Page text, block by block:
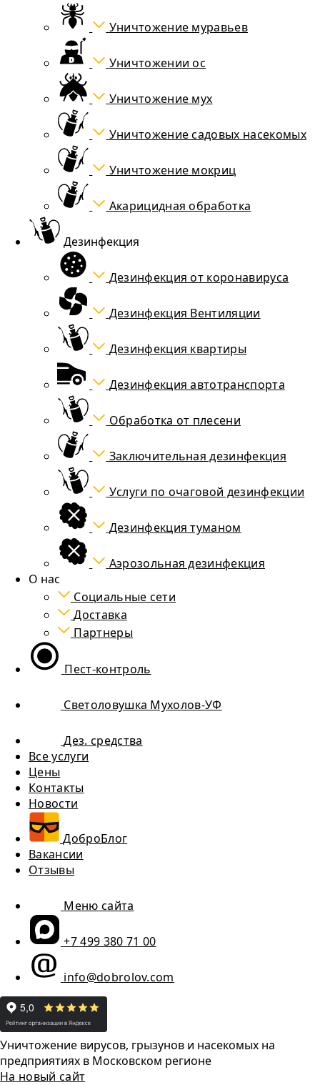
Уничтожение муравьев
Уничтожении ос
Уничтожение мух
Уничтожение садовых насекомых
Уничтожение мокриц
Акарицидная обработка
Дезинфекция
Дезинфекция от коронавируса
Дезинфекция Вентиляции
Дезинфекция квартиры
Дезинфекция автотранспорта
Обработка от плесени
Заключительная дезинфекция
Услуги по очаговой дезинфекции
Дезинфекция туманом
Аэрозольная дезинфекция
О нас
Социальные сети
Доставка
Партнеры
Пест-контроль
Светоловушка Мухолов-УФ
Дез. средства
Все услуги
Цены
Контакты
Новости
ДоброБлог
Вакансии
Отзывы
Меню сайта
+7 499 380 71 00
info@dobrolov.com
Уничтожение вирусов, грызунов и насекомых на
предприятиях в Московском регионе
На новый сайт